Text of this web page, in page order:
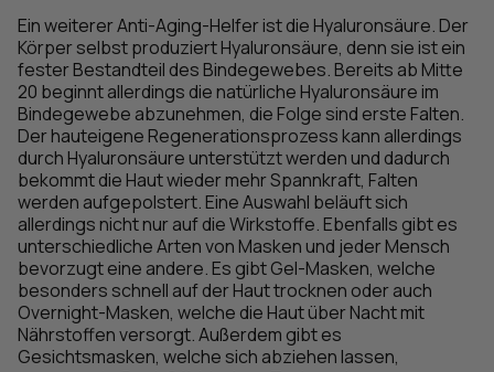
Ein weiterer Anti-Aging-Helfer ist die Hyaluronsäure. Der
Körper selbst produziert Hyaluronsäure, denn sie ist ein
fester Bestandteil des Bindegewebes. Bereits ab Mitte
20 beginnt allerdings die natürliche Hyaluronsäure im
Bindegewebe abzunehmen, die Folge sind erste Falten.
Der hauteigene Regenerationsprozess kann allerdings
durch Hyaluronsäure unterstützt werden und dadurch
bekommt die Haut wieder mehr Spannkraft, Falten
werden aufgepolstert. Eine Auswahl beläuft sich
allerdings nicht nur auf die Wirkstoffe. Ebenfalls gibt es
unterschiedliche Arten von Masken und jeder Mensch
bevorzugt eine andere. Es gibt Gel-Masken, welche
besonders schnell auf der Haut trocknen oder auch
Overnight-Masken, welche die Haut über Nacht mit
Nährstoffen versorgt. Außerdem gibt es
Gesichtsmasken, welche sich abziehen lassen,